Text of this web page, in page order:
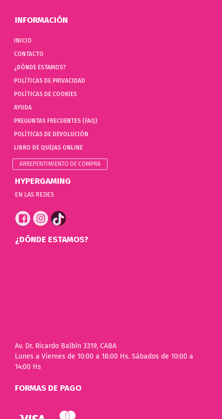
INFORMACIÓN
INICIO
CONTACTO
¿DÓNDE ESTAMOS?
POLÍTICAS DE PRIVACIDAD
POLÍTICAS DE COOKIES
AYUDA
PREGUNTAS FRECUENTES (FAQ)
POLÍTICAS DE DEVOLUCIÓN
LIBRO DE QUEJAS ONLINE
ARREPENTIMIENTO DE COMPRA
HYPERGAMING
EN LAS REDES
¿DÓNDE ESTAMOS?
Av. Dr. Ricardo Balbín 3319, CABA
Lunes a Viernes de 10:00 a 18:00 Hs. Sábados de 10:00 a
14:00 Hs
FORMAS DE PAGO